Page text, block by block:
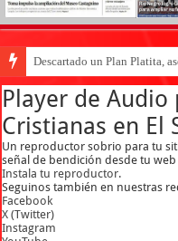
Descartado un Plan Platita,
Santiago Bausili, presidente
Player de Audio
Cristianas en El
Un reproductor sobrio para tu
señal de bendición desde tu
Instala tu reproductor.
Seguinos también en nuestras
Facebook
X (Twitter)
Instagram